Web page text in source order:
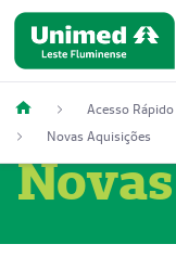
Acesso Rápido
Novas Aquisições